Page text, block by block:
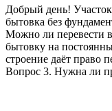
Добрый день! Участок
бытовка без
Можно ли перевести в
бытовку на
строение даёт право
Вопрос 3. Нужна ли